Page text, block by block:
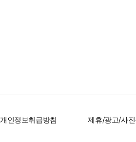
개인정보취급방침 제휴/광고/사